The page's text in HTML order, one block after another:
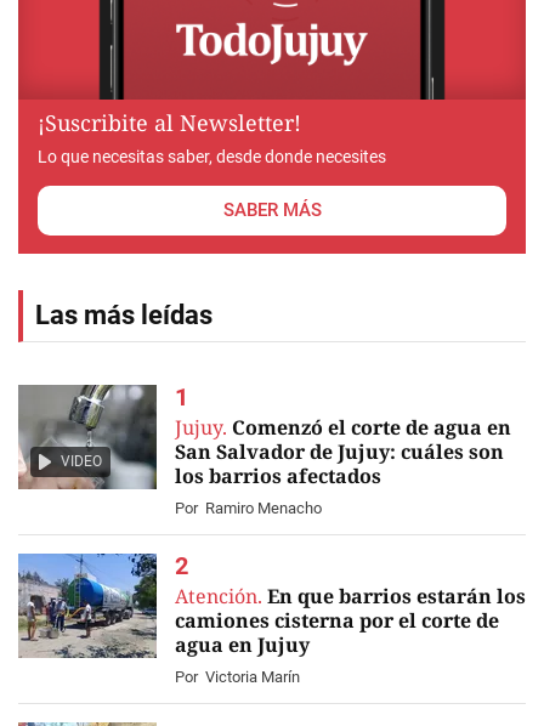
¡Suscribite al Newsletter!
Lo que necesitas saber, desde donde necesites
SABER MÁS
Las más leídas
VIDEO
Jujuy. Comenzó el corte de agua en
San Salvador de Jujuy: cuáles son
los barrios afectados
Por Ramiro Menacho
Atención. En que barrios estarán los
camiones cisterna por el corte de
agua en Jujuy
Por Victoria Marín